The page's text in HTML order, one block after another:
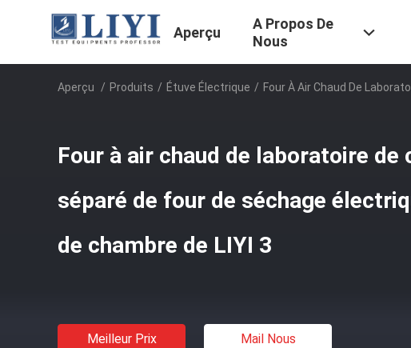
Aperçu
A Propos De
Nous
Aperçu / Produits / Étuve Électrique / Four À Air Chaud De
Four à air chaud de laboratoire de
séparé de four de séchage
de chambre de LIYI 3
Meilleur Prix Mail Nous